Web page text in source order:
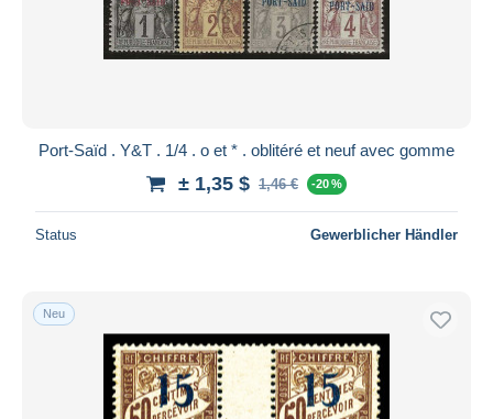
Port-Saïd . Y&T . 1/4 . o et * . oblitéré et neuf avec gomme
± 1,35 $ 1,46 € -20 %
Status Gewerblicher Händler
Neu